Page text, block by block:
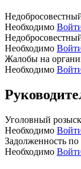
Необходимо
Необходимо
Жалобы на
Необходимо
Уголовный розыск
Необходимо
Задолженность
Необходимо